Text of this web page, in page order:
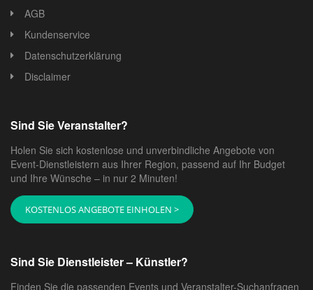
AGB
Kundenservice
Datenschutzerklärung
Disclaimer
Sind Sie Veranstalter?
Holen Sie sich kostenlose und unverbindliche Angebote von
Event-Dienstleistern aus Ihrer Region, passend auf Ihr Budget
und Ihre Wünsche – in nur 2 Minuten!
KOSTENLOS ANGEBOTE EINHOLEN >
Sind Sie Dienstleister – Künstler?
Finden Sie die passenden Events und Veranstalter-Suchanfragen